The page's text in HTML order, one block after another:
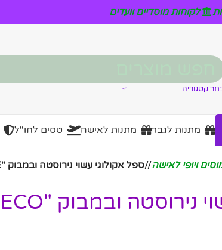
לקוחות מוסדיים וועדים
קטגוריה
מתנות לגבר מתנות לאישה טסים לחו"ל
ויופי לאישה/ ספל אקולוגי עשוי נירוסטה ובמבוק "ECO TREE"
ספל אקולוגי עשוי נירוסטה ובמבוק "ECO